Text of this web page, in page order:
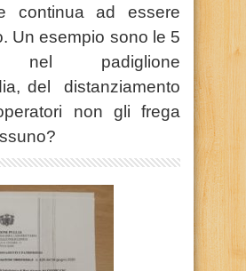
continua ad essere
Un esempio sono le 5
nel padiglione
del distanziamento
non gli frega